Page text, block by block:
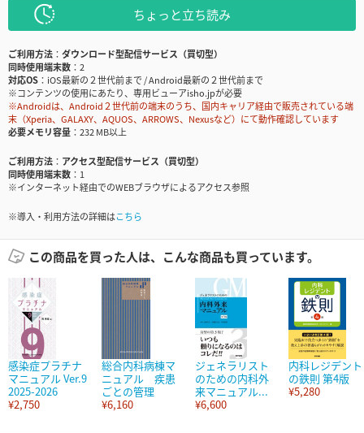
ちょっと立ち読み
ご利用方法
ダウンロード型配信サービス（買切型）
同時使用端末数
2
対応OS
iOS最新の２世代前まで / Android最新の２世代前まで
※コンテンツの使用にあたり、専用ビューアisho.jpが必要
※Androidは、Android２世代前の端末のうち、国内キャリア経由で販売されている端
末（Xperia、GALAXY、AQUOS、ARROWS、Nexusなど）にて動作確認しています
必要メモリ容量
232 MB以上
ご利用方法
アクセス型配信サービス（買切型）
同時使用端末数
1
※インターネット経由でのWEBブラウザによるアクセス参照
※導入・利用方法の詳細はこちら
この商品を買った人は、こんな商品も買っています。
感染症プラチナ
マニュアル Ver.9
2025-2026
¥2,750
総合内科病棟マ
ニュアル 疾患
ごとの管理
¥6,160
ジェネラリスト
のための内科外
来マニュアル...
¥6,600
内科レジデント
の鉄則 第4版
¥5,280